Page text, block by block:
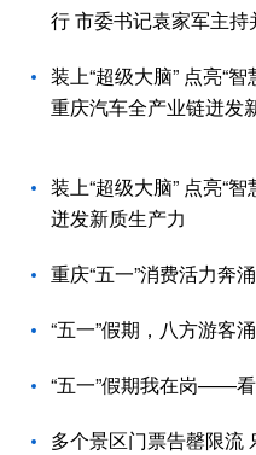
行 市委书记袁家军主持
装上“超级大脑” 点亮“智
重庆汽车全产业链迸发
装上“超级大脑” 点亮“
迸发新质生产力
重庆“五一”消费活力奔
“五一”假期，八方游客
“五一”假期我在岗——
多个景区门票告罄限流